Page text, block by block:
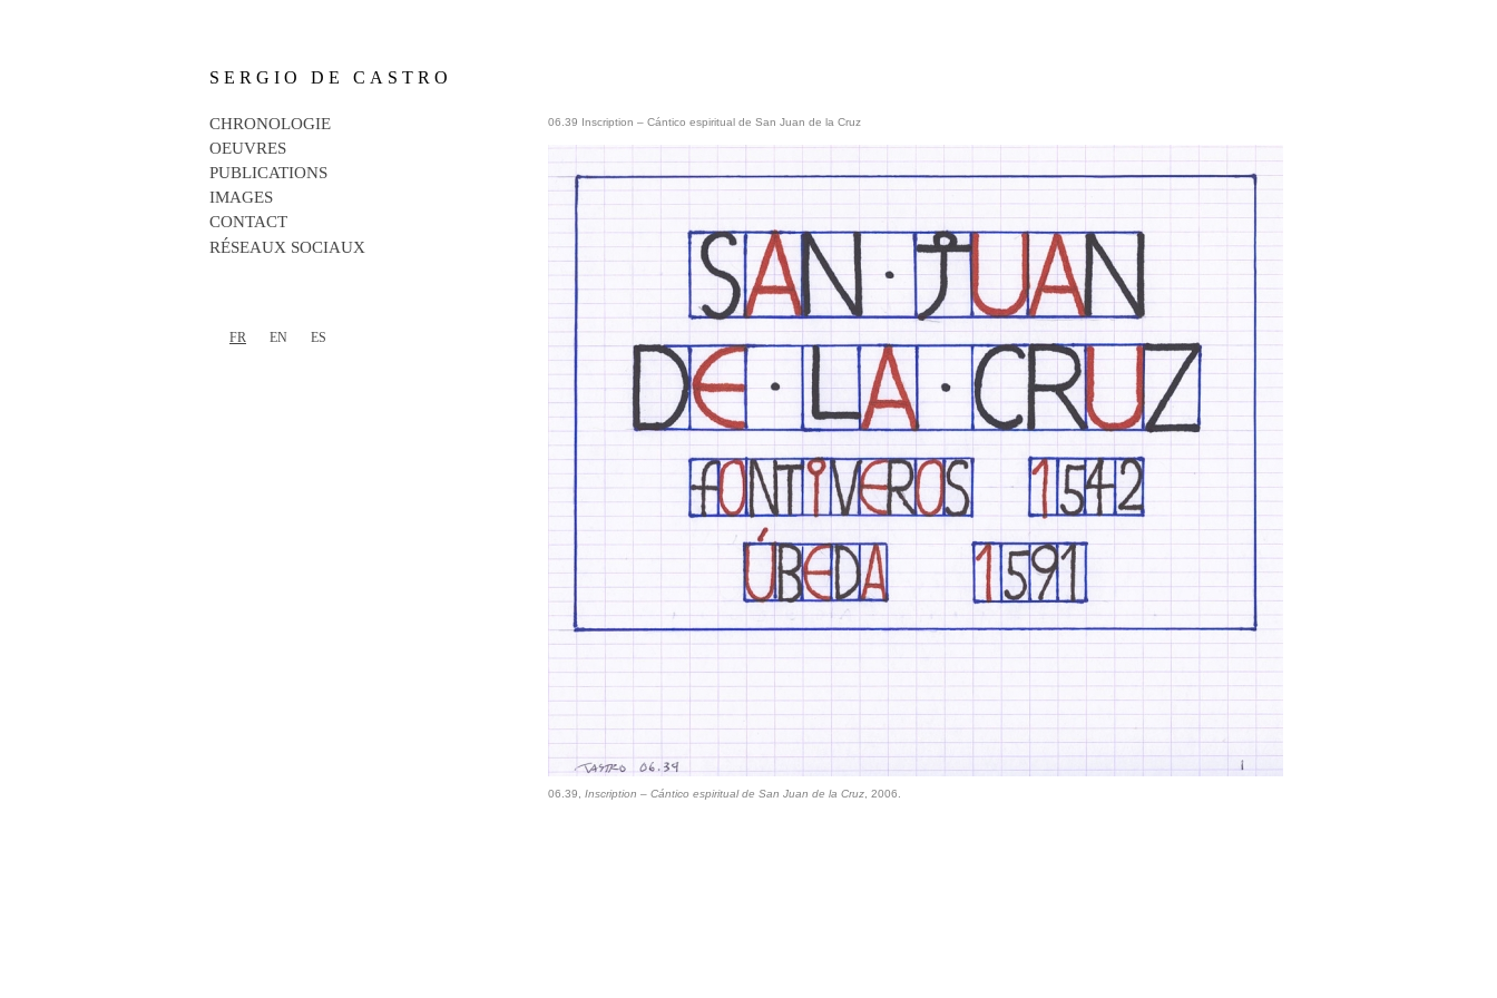
SERGIO DE CASTRO
CHRONOLOGIE
OEUVRES
PUBLICATIONS
IMAGES
CONTACT
RÉSEAUX SOCIAUX
FR EN ES
06.39 Inscription – Cántico espiritual de San Juan de la Cruz
06.39, Inscription – Cántico espiritual de San Juan de la Cruz , 2006.